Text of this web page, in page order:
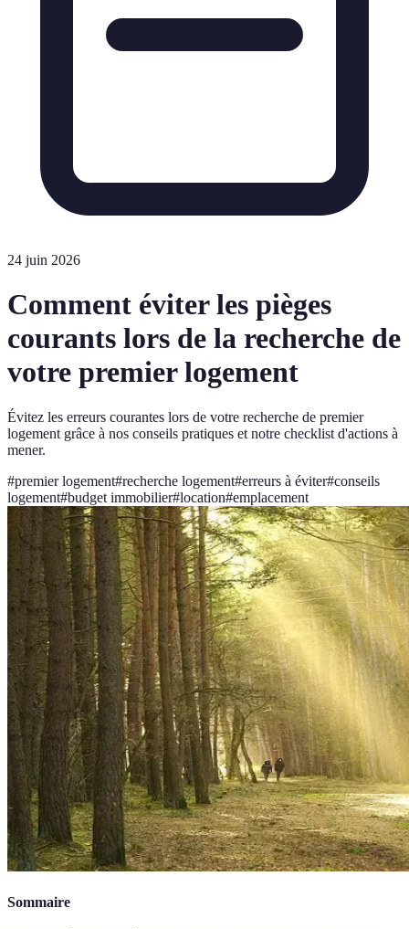
24 juin 2026
Comment éviter les pièges
courants lors de la recherche de
votre premier logement
Évitez les erreurs courantes lors de votre recherche de premier
logement grâce à nos conseils pratiques et notre checklist d'actions à
mener.
#premier logement#recherche logement#erreurs à éviter#conseils
logement#budget immobilier#location#emplacement
Sommaire